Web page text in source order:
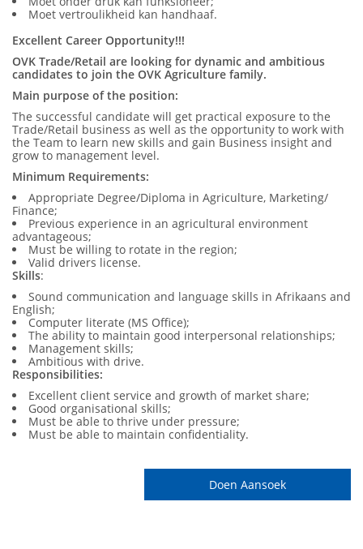
Moet vertroulikheid kan handhaaf.
Excellent Career Opportunity!!!
OVK Trade/Retail are looking for dynamic and ambitious
candidates to join the OVK Agriculture family.
Main purpose of the position:
The successful candidate will get practical exposure to the
Trade/Retail business as well as the opportunity to work with
the Team to learn new skills and gain Business insight and
grow to management level.
Minimum Requirements:
Appropriate Degree/Diploma in Agriculture, Marketing/
Finance;
Previous experience in an agricultural environment
advantageous;
Must be willing to rotate in the region;
Valid drivers license.
Skills:
Sound communication and language skills in Afrikaans and
English;
Computer literate (MS Office);
The ability to maintain good interpersonal relationships;
Management skills;
Ambitious with drive.
Responsibilities:
Excellent client service and growth of market share;
Good organisational skills;
Must be able to thrive under pressure;
Must be able to maintain confidentiality.
Doen Aansoek